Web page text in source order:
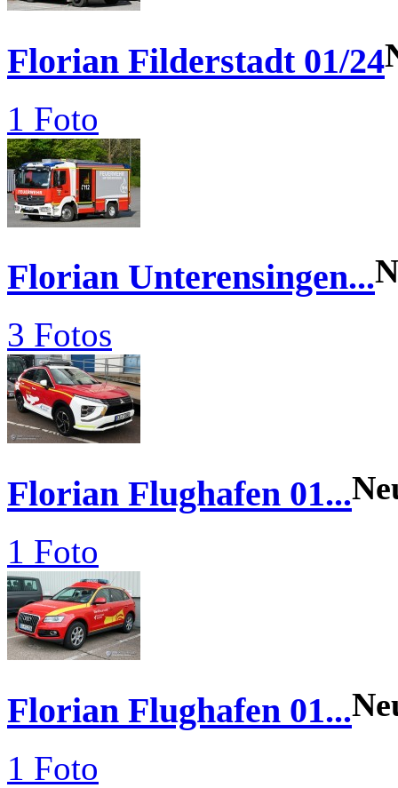
Florian Filderstadt 01/24
1 Foto
Florian Unterensingen...
3 Fotos
Florian Flughafen 01...
1 Foto
Florian Flughafen 01...
1 Foto